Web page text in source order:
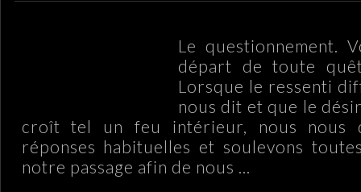
Le questionnement.
départ de toute
Lorsque le ressenti
nous dit et que le
croît tel un feu intérieur, nous nous
réponses habituelles et soulevons
notre passage afin de nous ...